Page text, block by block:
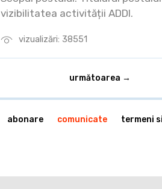
vizualizări: 38551
vizibilitatea activității ADDI.
următoarea →
abonare comunicate termeni